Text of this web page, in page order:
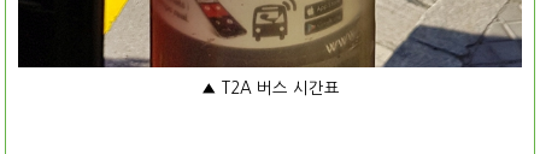
▲ T2A 버스 시간표